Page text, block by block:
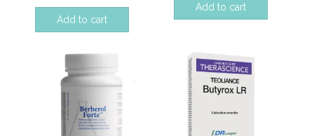
Add to cart
Add to cart